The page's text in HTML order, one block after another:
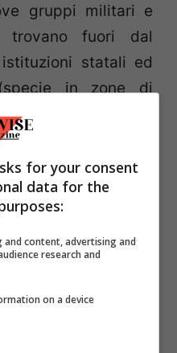
gruppi militari e
trovano fuori dal
statali ed
in zone di
con utilizzo di
cannibalismo che
atto ultimo di
sopraffazione, è il
sconfitto (dopo
torturato) per
la memoria e
della sua forza e
for your consent
data for the
and content, advertising and
research and
on a device